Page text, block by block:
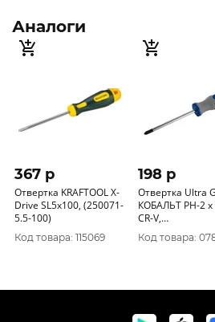
Аналоги
367 p
Отвертка KRAFTOOL Х-
Drive SL5x100, (250071-
5.5-100)
Код товара: 115069
198 p
Отвертка Ultra
КОБАЛЬТ PH-2
CR-V,
рукоятка (1 шт.)
Код товара: